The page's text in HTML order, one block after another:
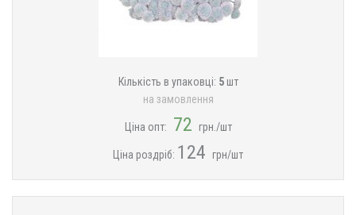
Кількість в упаковці: 5шт
на замовлення
Ціна опт: 72 грн./шт
Ціна роздріб: 124 грн/шт